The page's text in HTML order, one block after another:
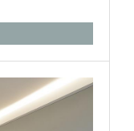
00-22：00